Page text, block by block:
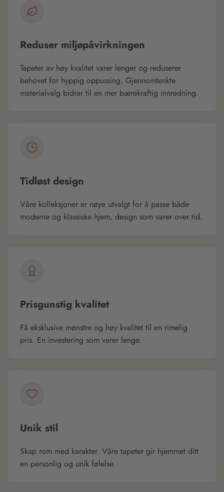
Reduser miljøpåvirkningen
Tapeter av høy kvalitet varer lenger og reduserer
behovet for hyppig oppussing. Gjennomtenkte
materialvalg bidrar til en mer bærekraftig innredning.
Tidløst design
Våre kolleksjoner er nøye utvalgt for å passe både
moderne og klassiske hjem, design som varer over tid.
Prisgunstig kvalitet
Få eksklusive mønstre og høy kvalitet til en rimelig
pris. En investering som varer lenge.
Unik stil
Skap rom med karakter. Våre tapeter gir hjemmet ditt
en personlig og unik følelse.